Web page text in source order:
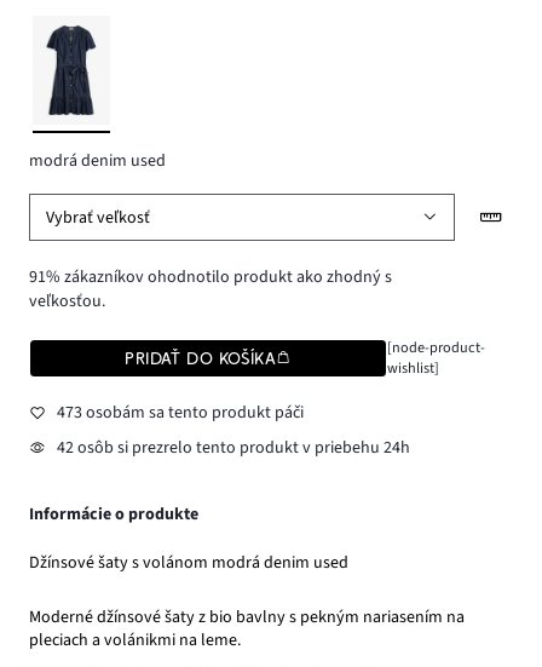
modrá denim used
Vybrať veľkosť
91% zákazníkov ohodnotilo produkt ako zhodný s
veľkosťou.
PRIDAŤ DO KOŠÍKA
[node-product-
wishlist]
473 osobám sa tento produkt páči
42 osôb si prezrelo tento produkt v priebehu 24h
Informácie o produkte
Džínsové šaty s volánom modrá denim used
Moderné džínsové šaty z bio bavlny s pekným nariasením na
pleciach a volánikmi na leme.